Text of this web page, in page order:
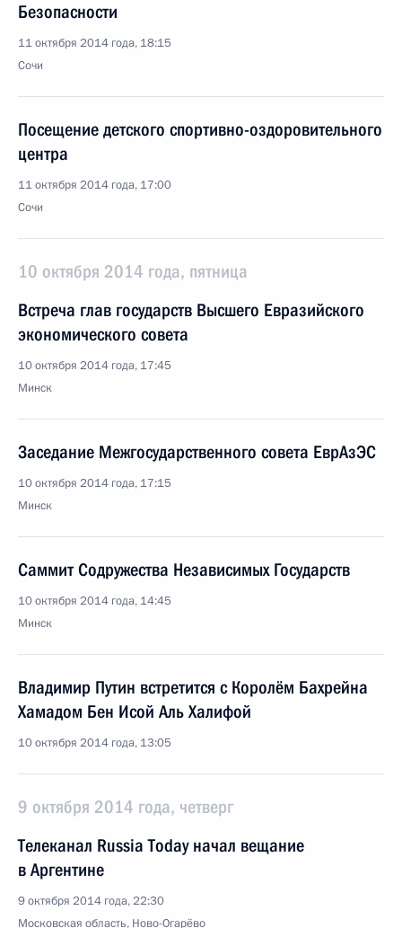
Безопасности
11 октября 2014 года, 18:15
Сочи
Посещение детского спортивно-оздоровительного
центра
11 октября 2014 года, 17:00
Сочи
10 октября 2014 года, пятница
Встреча глав государств Высшего Евразийского
экономического совета
10 октября 2014 года, 17:45
Минск
Заседание Межгосударственного совета ЕврАзЭС
10 октября 2014 года, 17:15
Минск
Саммит Содружества Независимых Государств
10 октября 2014 года, 14:45
Минск
Владимир Путин встретится с Королём Бахрейна
Хамадом Бен Исой Аль Халифой
10 октября 2014 года, 13:05
9 октября 2014 года, четверг
Телеканал Russia Today начал вещание
в Аргентине
9 октября 2014 года, 22:30
Московская область, Ново-Огарёво